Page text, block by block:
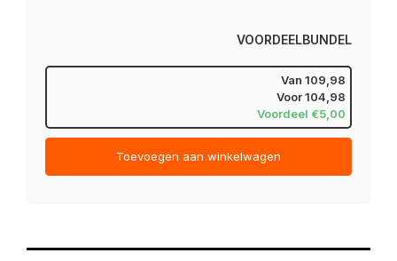
VOORDEELBUNDEL
Van 109,98
Voor104,98
Voordeel €5,00
Toevoegen aan winkelwagen